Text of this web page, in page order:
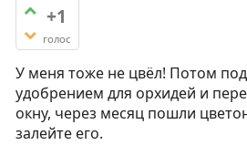
+1
голос
У меня тоже не цвёл! Потом
удобрением для орхидей и
окну, через месяц пошли
залейте его.